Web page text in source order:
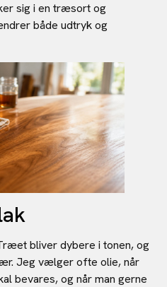
sig i en træsort og
både udtryk og
bliver dybere i tonen, og
Jeg vælger ofte olie, når
bevares, og når man gerne